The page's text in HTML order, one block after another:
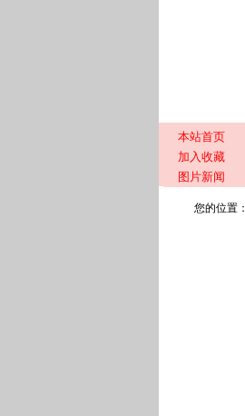
本站首页
加入收藏
图片新闻
您的位置：